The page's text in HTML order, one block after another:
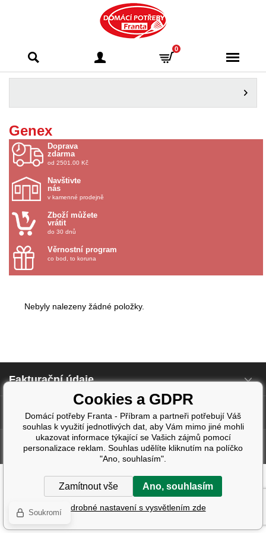
Franta - Příbram
0
Genex
Doprava
zdarma
od 2501.00 Kč
Navštivte
nás
v kamenné prodejně
Zboží můžete
vrátit
do 30 dnů
Věrnostní program
co bod, to koruna
Nebyly nalezeny žádné položky.
Fakturační údaje
Další informace
Tvorba a pronájem eshopů BINARGON.cz | Design:Smartim.cz
Cookies a GDPR
Domácí potřeby Franta - Příbram a partneři potřebují Váš
souhlas k využití jednotlivých dat, aby Vám mimo jiné mohli
ukazovat informace týkající se Vašich zájmů pomocí
personalizace reklam. Souhlas udělíte kliknutím na políčko
"Ano, souhlasím".
Zamítnout vše Ano, souhlasím
Podrobné nastavení s vysvětlením zde
Soukromí